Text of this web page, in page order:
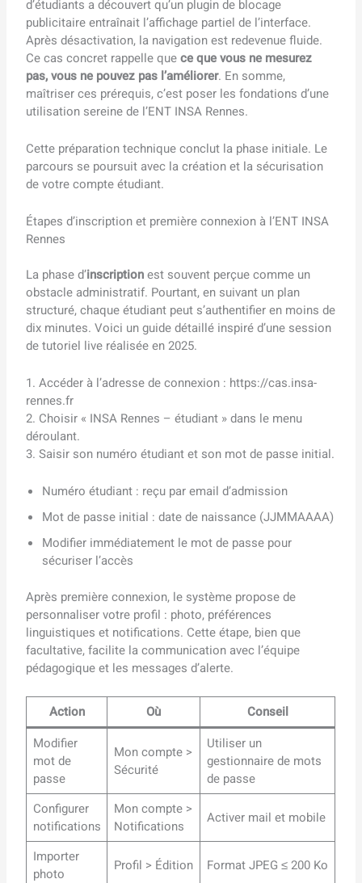
d’étudiants a découvert qu’un plugin de blocage
publicitaire entraînait l’affichage partiel de l’interface.
Après désactivation, la navigation est redevenue fluide.
Ce cas concret rappelle quece que vous ne mesurez
pas, vous ne pouvez pas l’améliorer. En somme,
maîtriser ces prérequis, c’est poser les fondations d’une
utilisation sereine de l’ENT INSA Rennes.
Cette préparation technique conclut la phase initiale. Le
parcours se poursuit avec la création et la sécurisation
de votre compte étudiant.
Étapes d’inscription et première connexion à l’ENT INSA
Rennes
La phase d’inscriptionest souvent perçue comme un
obstacle administratif. Pourtant, en suivant un plan
structuré, chaque étudiant peut s’authentifier en moins de
dix minutes. Voici un guide détaillé inspiré d’une session
de tutoriel live réalisée en 2025.
1. Accéder à l’adresse de connexion : https://cas.insa-
rennes.fr
2. Choisir « INSA Rennes – étudiant » dans le menu
déroulant.
3. Saisir son numéro étudiant et son mot de passe initial.
Numéro étudiant : reçu par email d’admission
Mot de passe initial : date de naissance (JJMMAAAA)
Modifier immédiatement le mot de passe pour
sécuriser l’accès
Après première connexion, le système propose de
personnaliser votre profil : photo, préférences
linguistiques et notifications. Cette étape, bien que
facultative, facilite la communication avec l’équipe
pédagogique et les messages d’alerte.
Action Où
Conseil
Modifier
mot de
passe
Mon compte >
Sécurité
Utiliser un
gestionnaire de mots
de passe
Configurer
notifications
Mon compte >
Notifications
Activer mail et mobile
Importer
photo
Profil > Édition Format JPEG ≤ 200 Ko